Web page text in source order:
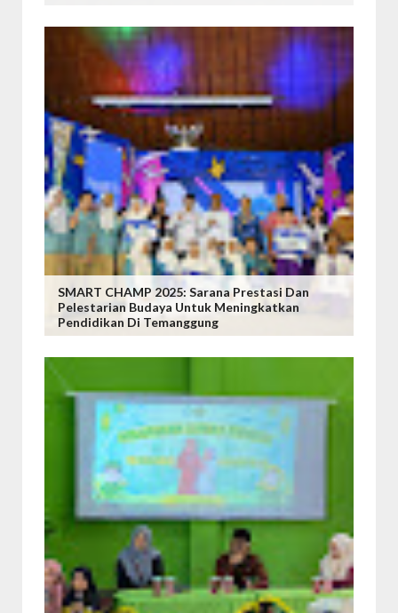
SMART CHAMP 2025: Sarana Prestasi Dan
Pelestarian Budaya Untuk Meningkatkan
Pendidikan Di Temanggung